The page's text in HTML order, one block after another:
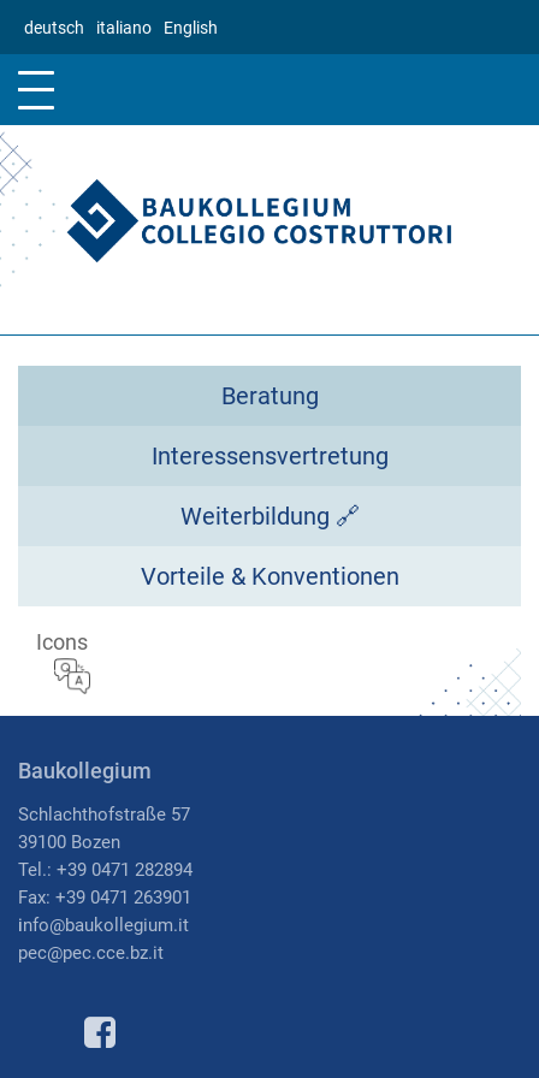
zum
deutsch italiano English
Beratung
Interessensvertretung
Weiterbildung 🔗
Vorteile & Konventionen
Icons
Baukollegium
Schlachthofstraße 57
39100 Bozen
Tel.: +39 0471 282894
Fax: +39 0471 263901
info@baukollegium.it
pec@pec.cce.bz.it